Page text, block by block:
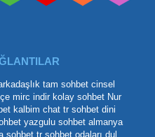
tam sohbet cinsel
mirc indir kolay sohbet Nur
kalbim chat tr sohbet dini
yazgulu sohbet almanya
sohbet tr sohbet odaları dul